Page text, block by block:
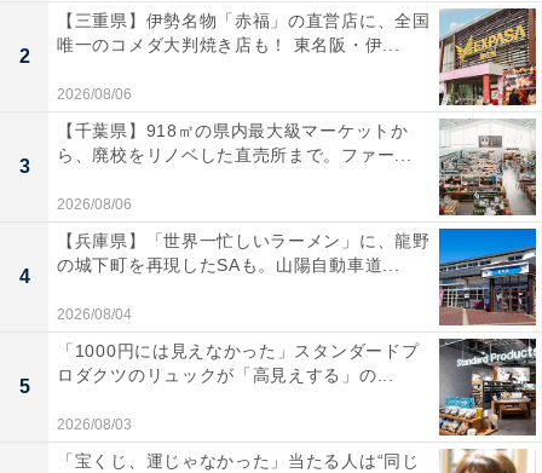
2
【三重県】伊勢名物「赤福」の直営店に、全国
唯一のコメダ大判焼き店も！ 東名阪・伊...
2026/08/06
3
【千葉県】918㎡の県内最大級マーケットか
ら、廃校をリノベした直売所まで。ファー...
2026/08/06
4
【兵庫県】「世界一忙しいラーメン」に、龍野
の城下町を再現したSAも。山陽自動車道...
2026/08/04
5
「1000円には見えなかった」スタンダードプ
ロダクツのリュックが「高見えする」の...
2026/08/03
「宝くじ、運じゃなかった」当たる人は“同じ